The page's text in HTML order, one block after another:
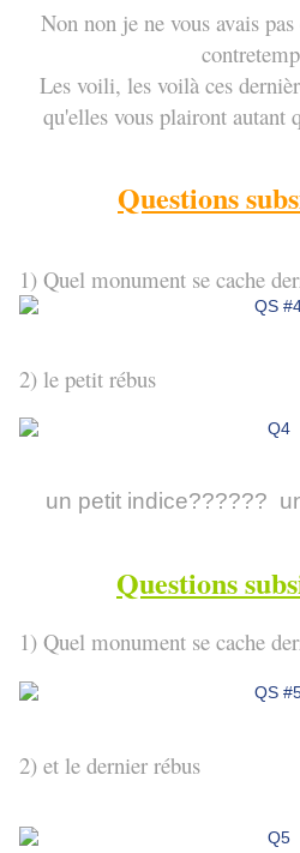
Non non je ne vous avais
Les voili, les voilà ces
qu'elles vous plairont autant
Questions
1) Quel monument se cache
2) le petit rébus
un petit indice??????
Questions
1) Quel monument se cache
2) et le dernier rébus